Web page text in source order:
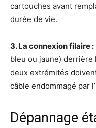
cartouches avant
durée de vie.
3. La connexion filaire :
bleu ou jaune) derrière
deux extrémités
câble endommagé par
Dépannage